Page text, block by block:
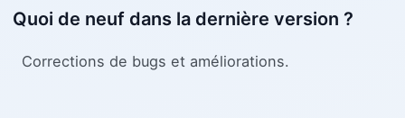
Quoi de neuf dans la dernière version ?
Corrections de bugs et améliorations.